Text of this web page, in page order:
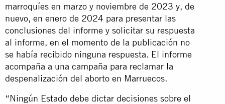
marroquíes en marzo y noviembre de 2023 y, de
nuevo, en enero de 2024 para presentar las
conclusiones del informe y solicitar su respuesta
al informe, en el momento de la publicación no
se había recibido ninguna respuesta. El informe
acompaña a una campaña para reclamar la
despenalización del aborto en Marruecos.
“Ningún Estado debe dictar decisiones sobre el